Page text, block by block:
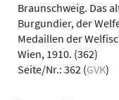
Braunschweig. Das
Burgundier, der
Medaillen der
Wien, 1910. (362)
Seite/Nr.: 362 (GVK)